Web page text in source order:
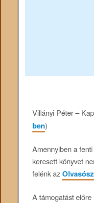
Villányi Péter –
ben)
Amennyiben a
keresett könyvet
felénk az
A támogatást